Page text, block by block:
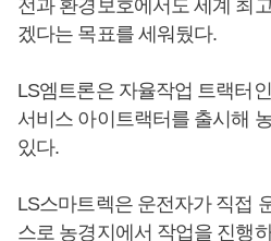
전과 환경보호에서도 세계 최
겠다는 목표를 세워뒀다.
LS엠트론은 자율작업 트랙터
서비스 아이트랙터를 출시해
있다.
LS스마트렉은 운전자가 직접
스로 농경지에서 작업을 진행